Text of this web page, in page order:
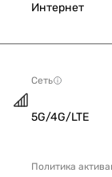
Интернет
Сеть
5G/4G/LTE
Политика